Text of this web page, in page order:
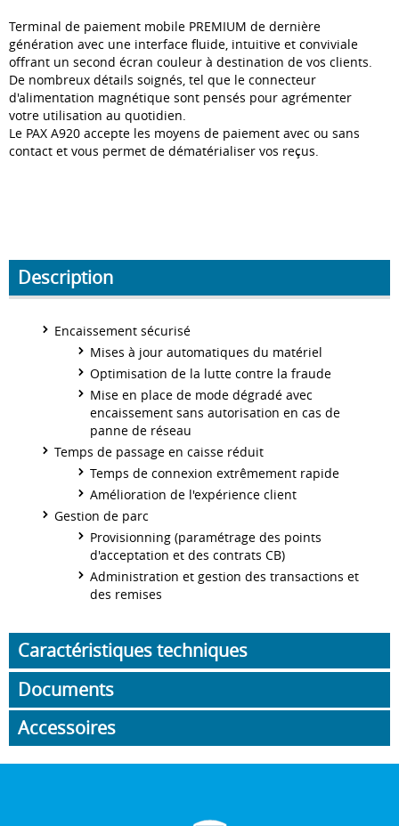
Terminal de paiement mobile PREMIUM de dernière
génération avec une interface fluide, intuitive et conviviale
offrant un second écran couleur à destination de vos clients.
De nombreux détails soignés, tel que le connecteur
d'alimentation magnétique sont pensés pour agrémenter
votre utilisation au quotidien.
Le PAX A920 accepte les moyens de paiement avec ou sans
contact et vous permet de dématérialiser vos reçus.
Description
Encaissement sécurisé
Mises à jour automatiques du matériel
Optimisation de la lutte contre la fraude
Mise en place de mode dégradé avec
encaissement sans autorisation en cas de
panne de réseau
Temps de passage en caisse réduit
Temps de connexion extrêmement rapide
Amélioration de l'expérience client
Gestion de parc
Provisionning (paramétrage des points
d'acceptation et des contrats CB)
Administration et gestion des transactions et
des remises
Caractéristiques techniques
Documents
Accessoires